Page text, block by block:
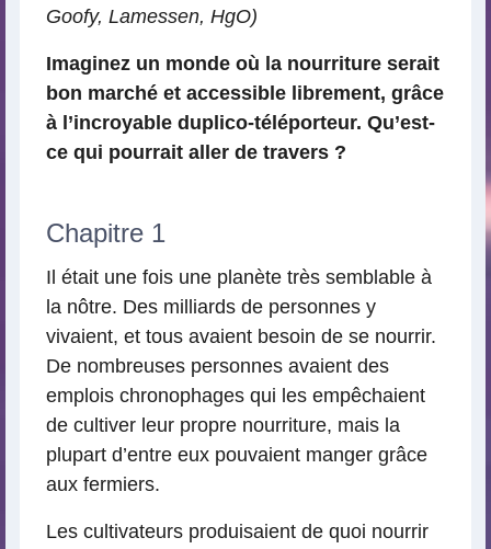
Goofy, Lamessen, HgO)
Imaginez un monde où la nourriture serait
bon marché et accessible librement, grâce
à l’incroyable duplico-téléporteur. Qu’est-
ce qui pourrait aller de travers ?
Chapitre 1
Il était une fois une planète très semblable à
la nôtre. Des milliards de personnes y
vivaient, et tous avaient besoin de se nourrir.
De nombreuses personnes avaient des
emplois chronophages qui les empêchaient
de cultiver leur propre nourriture, mais la
plupart d’entre eux pouvaient manger grâce
aux fermiers.
Les cultivateurs produisaient de quoi nourrir